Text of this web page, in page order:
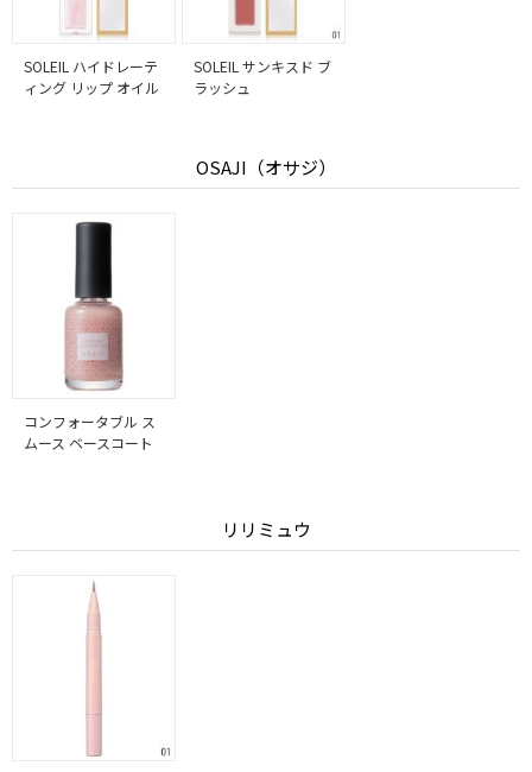
SOLEIL ハイドレーテ
ィング リップ オイル
SOLEIL サンキスド ブ
ラッシュ
OSAJI（オサジ）
コンフォータブル ス
ムース ベースコート
リリミュウ